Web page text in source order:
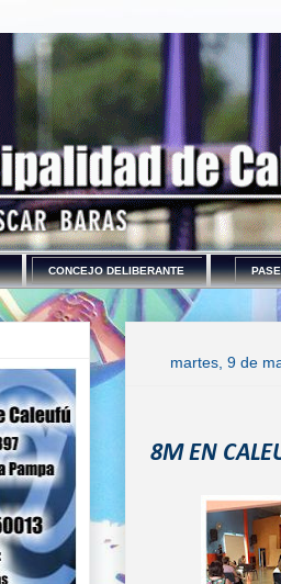
CONCEJO DELIBERANTE
martes, 9 de
8M EN